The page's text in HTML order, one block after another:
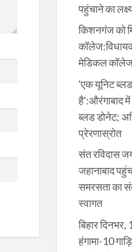
पहुंचाने का
किशनगंज को
मेडिकल कॉलेज
'एक यूनिट
है':औरंगाबाद
ब्लड डोनेट;
प्रेरणास्रोत
संत रविदास
जहानाबाद
समरसता का
स्वागत
बिहार
हंगामा-10